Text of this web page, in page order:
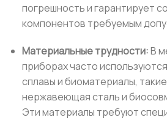
погрешность и гарантирует
компонентов требуемым
Материальные трудности:В
приборах часто
сплавы и биоматериалы, такие
нержавеющая сталь и
Эти материалы требуют